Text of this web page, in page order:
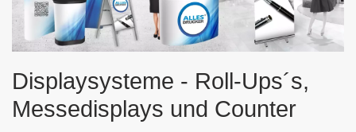
Displaysysteme - Roll-Ups´s,
Messedisplays und Counter